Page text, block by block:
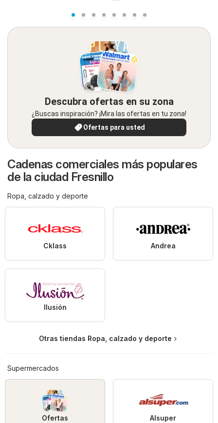
Descubra ofertas en su zona
¿Buscas inspiración? ¡Mira las ofertas en tu zona!
Ofertas para usted
Cadenas comerciales más populares
de la ciudad Fresnillo
Ropa, calzado y deporte
Cklass Andrea
Ilusión
Otras tiendas Ropa, calzado y deporte
Supermercados
Ofertas Alsuper